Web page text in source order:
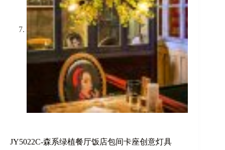
JY5022C-森系绿植餐厅饭店包间卡座创意灯具